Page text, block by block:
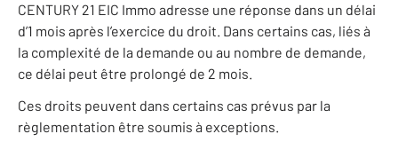
CENTURY 21 EIC Immo adresse une réponse dans un délai
d’1 mois après l’exercice du droit. Dans certains cas, liés à
la complexité de la demande ou au nombre de demande,
ce délai peut être prolongé de 2 mois.
Ces droits peuvent dans certains cas prévus par la
règlementation être soumis à exceptions.